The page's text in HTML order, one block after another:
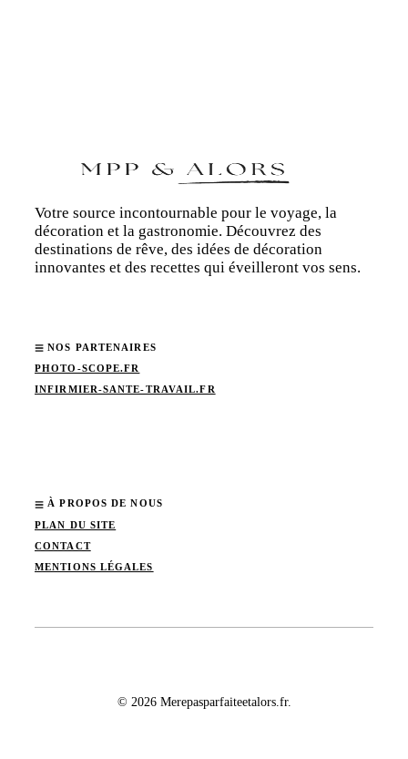
Votre source incontournable pour le voyage, la
décoration et la gastronomie. Découvrez des
destinations de rêve, des idées de décoration
innovantes et des recettes qui éveilleront vos sens.
NOS PARTENAIRES
PHOTO-SCOPE.FR
INFIRMIER-SANTE-TRAVAIL.FR
À PROPOS DE NOUS
PLAN DU SITE
CONTACT
MENTIONS LÉGALES
© 2026 Merepasparfaiteetalors.fr.